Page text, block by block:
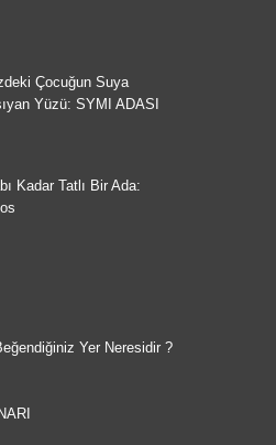
Çocuğun Suya
Yüzü: SYMI ADASI
Kadar Tatlı Bir Ada:
Yer Neresidir ?